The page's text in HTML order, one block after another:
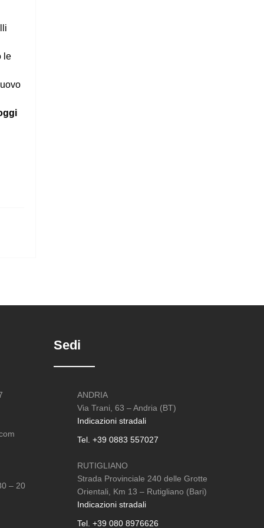
le
– 20
Sedi
ANDRIA
Via Trani, 63 – Andria (BT)
Indicazioni stradali
Tel. +39 0883 557027
RUTIGLIANO
Strada Provinciale 240 delle Grotte
Orientali, Km 13 – Rutigliano (Bari)
Indicazioni stradali
Tel. +39 080 8976626